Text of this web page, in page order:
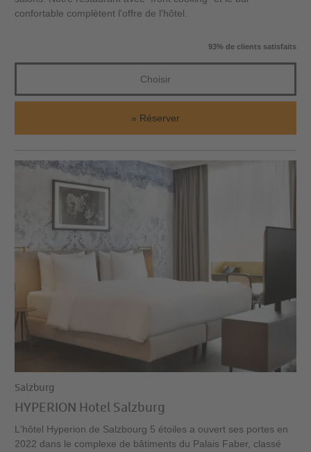
confortable complètent l'offre de l'hôtel.
93% de clients satisfaits
Choisir
Réserver
Salzburg
HYPERION Hotel Salzburg
L'hôtel Hyperion de Salzbourg 5 étoiles a ouvert ses portes en
2022 dans le complexe de bâtiments du Palais Faber, classé